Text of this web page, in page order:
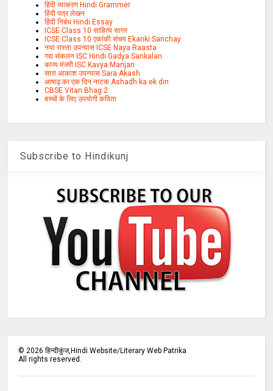
हिंदी व्याकरण Hindi Grammer
हिंदी पत्र लेखन
हिंदी निबंध Hindi Essay
ICSE Class 10 साहित्य सागर
ICSE Class 10 एकांकी संचय Ekanki Sanchay
नया रास्ता उपन्यास ICSE Naya Raasta
गद्य संकलन ISC Hindi Gadya Sankalan
काव्य मंजरी ISC Kavya Manjari
सारा आकाश उपन्यास Sara Akash
आषाढ़ का एक दिन नाटक Ashadh ka ek din
CBSE Vitan Bhag 2
बच्चों के लिए उपयोगी कविता
Subscribe to Hindikunj
©2026 हिन्दीकुंज,Hindi Website/Literary Web Patrika
All rights reserved.